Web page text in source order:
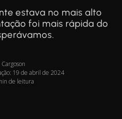
estava no mais alto
foi mais rápida do
Cargoson
19 de abril de 2024
de leitura